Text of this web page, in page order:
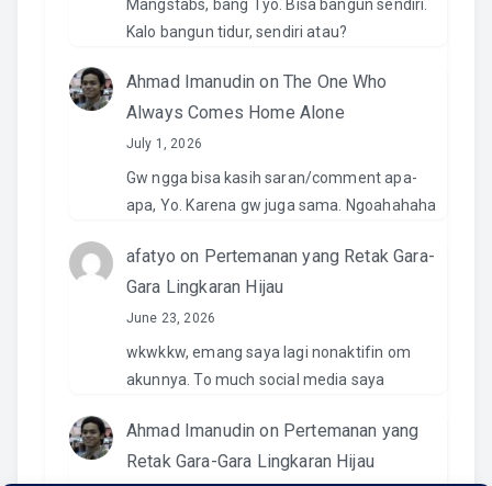
Mangstabs, bang Tyo. Bisa bangun sendiri.
Kalo bangun tidur, sendiri atau?
Ahmad Imanudin on The One Who
Always Comes Home Alone
July 1, 2026
Gw ngga bisa kasih saran/comment apa-
apa, Yo. Karena gw juga sama. Ngoahahaha
afatyo on Pertemanan yang Retak Gara-
Gara Lingkaran Hijau
June 23, 2026
wkwkkw, emang saya lagi nonaktifin om
akunnya. To much social media saya
Ahmad Imanudin on Pertemanan yang
Retak Gara-Gara Lingkaran Hijau